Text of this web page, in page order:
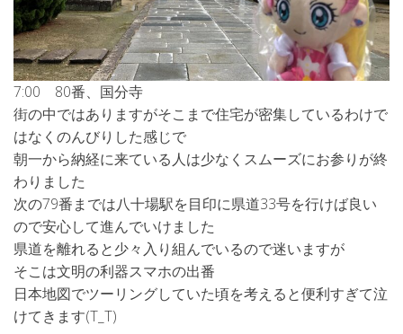
7:00 80番、国分寺
街の中ではありますがそこまで住宅が密集しているわけで
はなくのんびりした感じで
朝一から納経に来ている人は少なくスムーズにお参りが終
わりました
次の79番までは八十場駅を目印に県道33号を行けば良い
ので安心して進んでいけました
県道を離れると少々入り組んでいるので迷いますが
そこは文明の利器スマホの出番
日本地図でツーリングしていた頃を考えると便利すぎて泣
けてきます(T_T)